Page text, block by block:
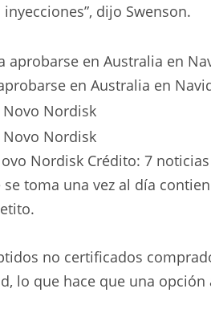
dijo Swenson.
en Australia en
Nordisk Crédito: 7 noticias
toma una vez al día
no certificados
lo que hace que una